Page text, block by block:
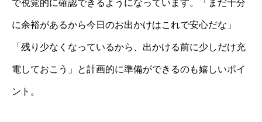
で視覚的に確認できるようになっています。「まだ十分
に余裕があるから今日のお出かけはこれで安心だな」
「残り少なくなっているから、出かける前に少しだけ充
電しておこう」と計画的に準備ができるのも嬉しいポイ
ント。